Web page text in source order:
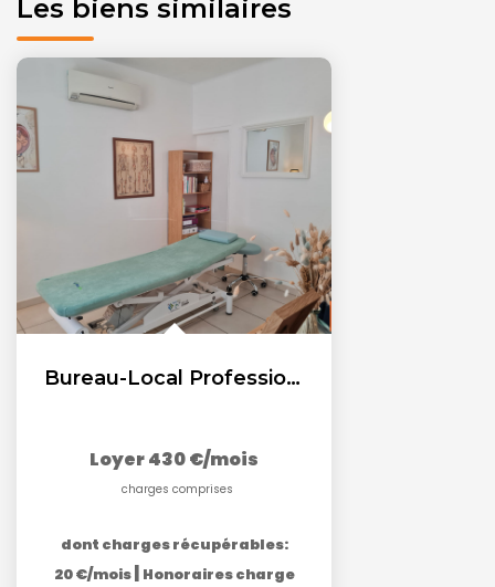
Les biens similaires
Bureau-Local Professionnel - SALON centre
Loyer 430 €/mois
charges comprises
dont charges récupérables:
20 €/mois| Honoraires charge